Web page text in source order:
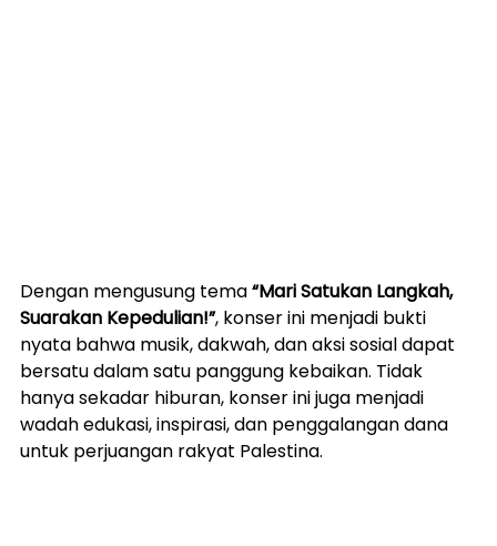
Dengan mengusung tema “Mari Satukan Langkah,
Suarakan Kepedulian!”, konser ini menjadi bukti
nyata bahwa musik, dakwah, dan aksi sosial dapat
bersatu dalam satu panggung kebaikan. Tidak
hanya sekadar hiburan, konser ini juga menjadi
wadah edukasi, inspirasi, dan penggalangan dana
untuk perjuangan rakyat Palestina.